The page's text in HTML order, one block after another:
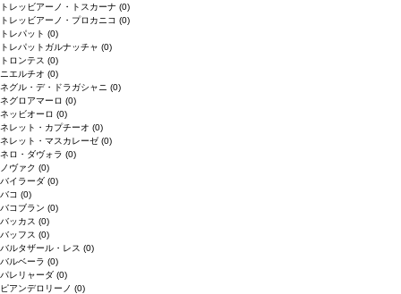
トレッビアーノ・トスカーナ (0)
トレッビアーノ・プロカニコ (0)
トレパット (0)
トレパットガルナッチャ (0)
トロンテス (0)
ニエルチオ (0)
ネグル・デ・ドラガシャニ (0)
ネグロアマーロ (0)
ネッビオーロ (0)
ネレット・カプチーオ (0)
ネレット・マスカレーゼ (0)
ネロ・ダヴォラ (0)
ノヴァク (0)
バイラーダ (0)
バコ (0)
バコブラン (0)
バッカス (0)
バッフス (0)
バルタザール・レス (0)
バルベーラ (0)
パレリャーダ (0)
ピアンデロリーノ (0)